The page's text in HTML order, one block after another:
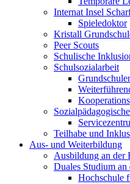
Internat Insel
Spieledoktor
Kristall
Peer Scouts
Schulische
Schulsozialarbeit
Teilhabe und
Aus- und Weiterbildung
Ausbildung an der
Duales Studium
Hochschule